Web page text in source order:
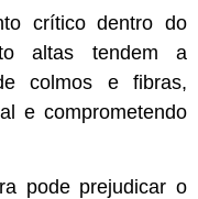
crítico dentro do
altas tendem a
colmos e fibras,
e comprometendo
pode prejudicar o